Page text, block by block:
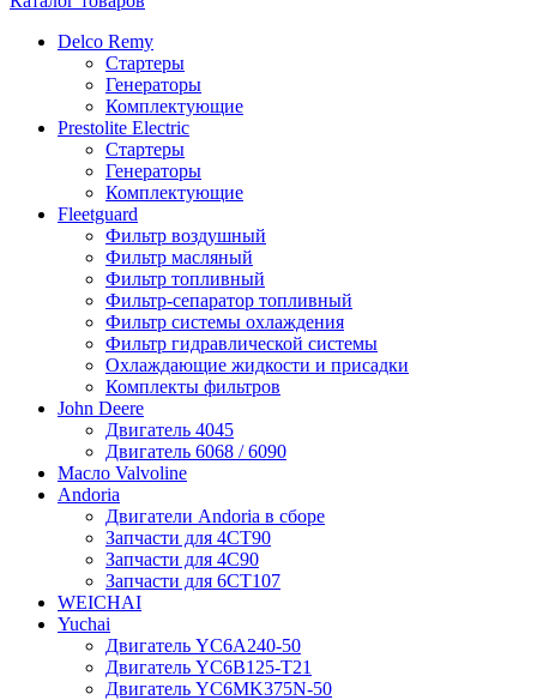
Delco Remy
Стартеры
Генераторы
Комплектующие
Prestolite Electric
Стартеры
Генераторы
Комплектующие
Fleetguard
Фильтр воздушный
Фильтр масляный
Фильтр топливный
Фильтр-сепаратор топливный
Фильтр системы охлаждения
Фильтр гидравлической системы
Охлаждающие жидкости и присадки
Комплекты фильтров
John Deere
Двигатель 4045
Двигатель 6068 / 6090
Масло Valvoline
Andoria
Двигатели Andoria в сборе
Запчасти для 4CT90
Запчасти для 4С90
Запчасти для 6CT107
WEICHAI
Yuchai
Двигатель YC6A240-50
Двигатель YC6B125-T21
Двигатель YC6MK375N-50